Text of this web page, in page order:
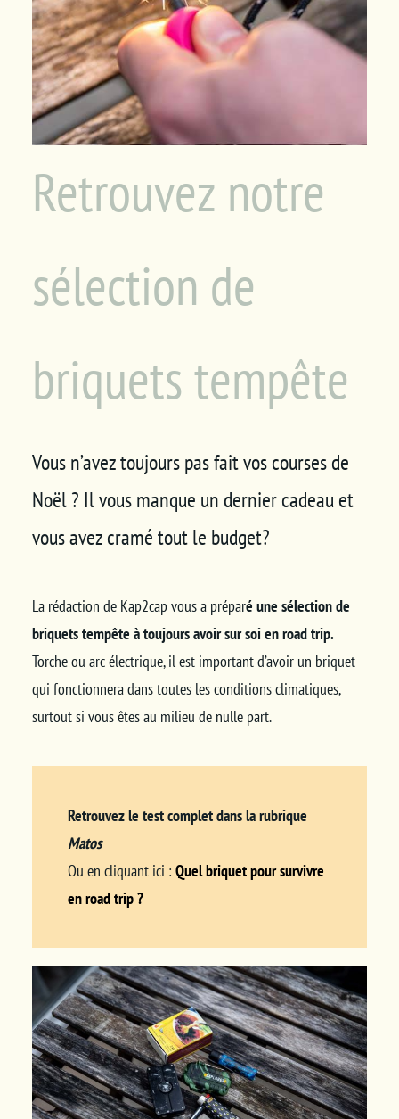
Retrouvez notre
sélection de
briquets tempête
Vous n’avez toujours pas fait vos courses de
Noël ? Il vous manque un dernier cadeau et
vous avez cramé tout le budget?
La rédaction de Kap2cap vous a préparé une sélection de
briquets tempête à toujours avoir sur soi en road trip.
Torche ou arc électrique, il est important d’avoir un briquet
qui fonctionnera dans toutes les conditions climatiques,
surtout si vous êtes au milieu de nulle part.
Retrouvez le test complet dans la rubrique
Matos
Ou en cliquant ici : Quel briquet pour survivre
en road trip ?